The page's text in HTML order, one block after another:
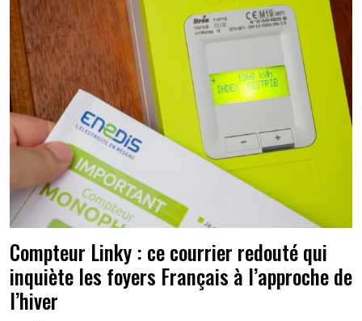
Compteur Linky : ce courrier redouté qui
inquiète les foyers Français à l’approche de
l’hiver